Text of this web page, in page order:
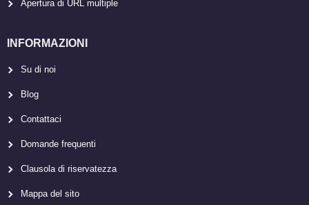
Apertura di URL multiple
INFORMAZIONI
Su di noi
Blog
Contattaci
Domande frequenti
Clausola di riservatezza
Mappa del sito